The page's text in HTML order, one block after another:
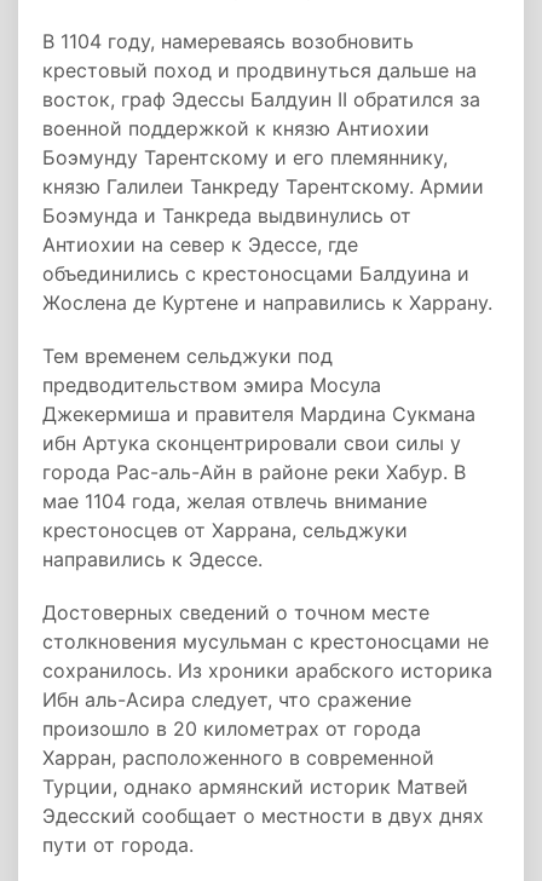
В 1104 году, намереваясь возобновить
крестовый поход и продвинуться дальше на
восток, граф Эдессы Балдуин II обратился за
военной поддержкой к князю Антиохии
Боэмунду Тарентскому и его племяннику,
князю Галилеи Танкреду Тарентскому. Армии
Боэмунда и Танкреда выдвинулись от
Антиохии на север к Эдессе, где
объединились с крестоносцами Балдуина и
Жослена де Куртене и направились к Харрану.
Тем временем сельджуки под
предводительством эмира Мосула
Джекермиша и правителя Мардина Сукмана
ибн Артука сконцентрировали свои силы у
города Рас-аль-Айн в районе реки Хабур. В
мае 1104 года, желая отвлечь внимание
крестоносцев от Харрана, сельджуки
направились к Эдессе.
Достоверных сведений о точном месте
столкновения мусульман с крестоносцами не
сохранилось. Из хроники арабского историка
Ибн аль-Асира следует, что сражение
произошло в 20 километрах от города
Харран, расположенного в современной
Турции, однако армянский историк Матвей
Эдесский сообщает о местности в двух днях
пути от города.